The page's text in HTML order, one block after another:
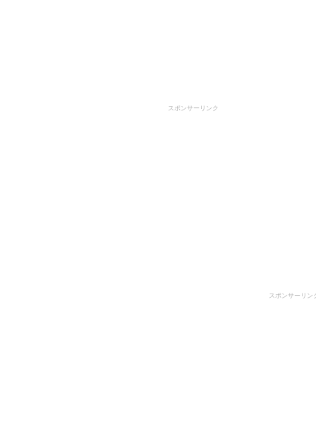
スポンサーリンク
スポンサーリン